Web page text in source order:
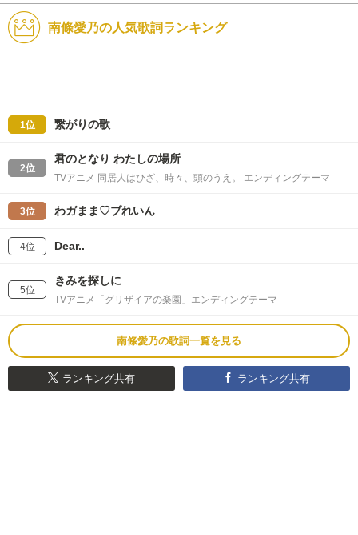
南條愛乃の人気歌詞ランキング
1位 繋がりの歌
2位
君のとなり わたしの場所
TVアニメ 同居人はひざ、時々、頭のうえ。 エンディングテーマ
3位 わガまま♡ブれいん
4位 Dear..
5位
きみを探しに
TVアニメ「グリザイアの楽園」エンディングテーマ
南條愛乃の歌詞一覧を見る
ランキング共有 ランキング共有